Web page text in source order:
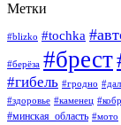
Метки
#blizko #tochka
#берёза #брест
#гибель #гродно
#здоровье #каменец
#минская_область #мото